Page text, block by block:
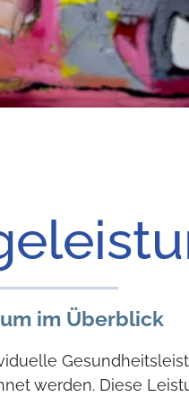
im Überblick
werden. Diese